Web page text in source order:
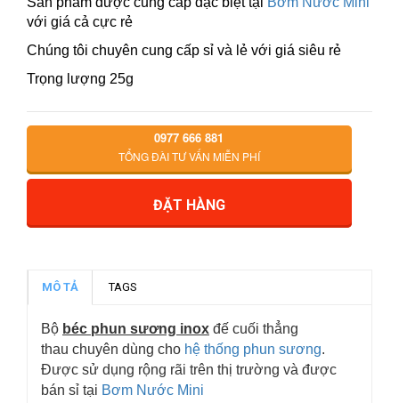
với giá cả cực rẻ
Chúng tôi chuyên cung cấp sỉ và lẻ với giá siêu rẻ
Trọng lượng 25g
0977 666 881
TỔNG ĐÀI TƯ VẤN MIỄN PHÍ
ĐẶT HÀNG
MÔ TẢ TAGS
Bộ béc phun sương inox đế cuối thẳng
thau chuyên dùng cho hệ thống phun sương.
Được sử dụng rộng rãi trên thị trường và được
bán sỉ tại Bơm Nước Mini